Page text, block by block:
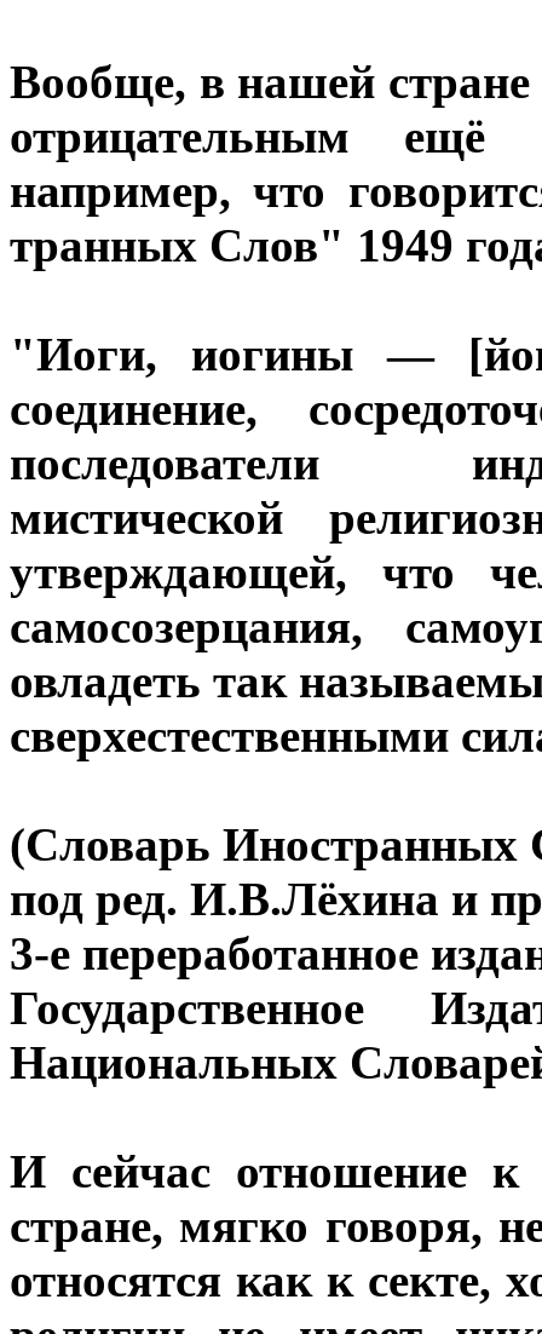
Вообще, в нашей
отрицательным
например, что
транных Слов" 1949
"Иоги, иогины —
соединение,
последователи
мистической
утверждающей, что
самосозерцания,
овладеть так
сверхестественными
(Словарь Иностранных
под ред. И.В.Лёхина и
3-е переработанное
Государственное
Национальных
И сейчас отношение к
стране, мягко говоря,
относятся как к секте,